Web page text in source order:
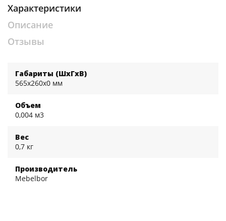
Характеристики
Описание
Отзывы
Габариты (ШхГхВ)
565x260x0 мм
Объем
0,004 м3
Вес
0,7 кг
Производитель
Mebelbor